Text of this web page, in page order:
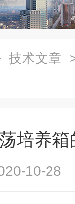
技术文章
培养
10-